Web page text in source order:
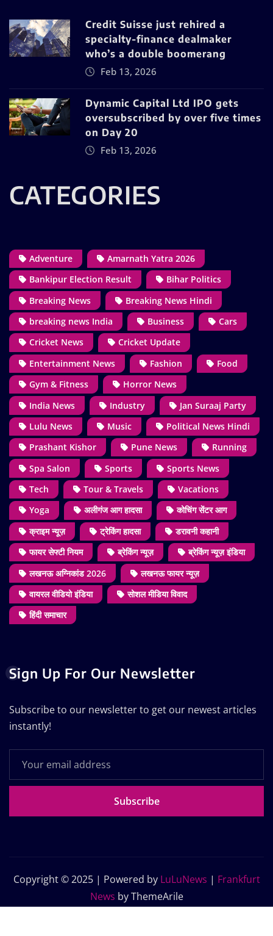
Credit Suisse just rehired a
specialty-finance dealmaker
who’s a double boomerang
Feb 13, 2026
Dynamic Capital Ltd IPO gets
oversubscribed by over five times
on Day 20
Feb 13, 2026
CATEGORIES
Adventure
Amarnath Yatra 2026
Bankipur Election Result
Bihar Politics
Breaking News
Breaking News Hindi
breaking news India
Business
Cars
Cricket News
Cricket Update
Entertainment News
Fashion
Food
Gym & Fitness
Horror News
India News
Industry
Jan Suraaj Party
Lulu News
Music
Political News Hindi
Prashant Kishor
Pune News
Running
Spa Salon
Sports
Sports News
Tech
Tour & Travels
Vacations
Yoga
अलीगंज आग हादसा
कोचिंग सेंटर आग
क्राइम न्यूज़
ट्रेकिंग हादसा
डरावनी कहानी
फायर सेफ्टी नियम
ब्रेकिंग न्यूज़
ब्रेकिंग न्यूज़ इंडिया
लखनऊ अग्निकांड 2026
लखनऊ फायर न्यूज़
वायरल वीडियो इंडिया
सोशल मीडिया विवाद
हिंदी समाचार
Sign Up For Our Newsletter
Subscribe to our newsletter to get our newest articles
instantly!
Subscribe
Copyright © 2025 | Powered by LuLuNews | Frankfurt
News by ThemeArile